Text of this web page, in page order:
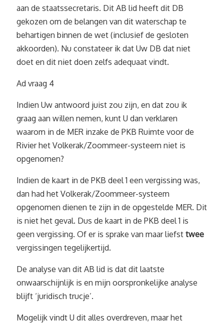
aan de staatssecretaris. Dit AB lid heeft dit DB
gekozen om de belangen van dit waterschap te
behartigen binnen de wet (inclusief de gesloten
akkoorden). Nu constateer ik dat Uw DB dat niet
doet en dit niet doen zelfs adequaat vindt.
Ad vraag 4
Indien Uw antwoord juist zou zijn, en dat zou ik
graag aan willen nemen, kunt U dan verklaren
waarom in de MER inzake de PKB Ruimte voor de
Rivier het Volkerak/Zoommeer-systeem niet is
opgenomen?
Indien de kaart in de PKB deel 1 een vergissing was,
dan had het Volkerak/Zoommeer-systeem
opgenomen dienen te zijn in de opgestelde MER. Dit
is niet het geval. Dus de kaart in de PKB deel 1 is
geen vergissing. Of er is sprake van maar liefst twee
vergissingen tegelijkertijd.
De analyse van dit AB lid is dat dit laatste
onwaarschijnlijk is en mijn oorspronkelijke analyse
blijft ‘juridisch trucje’.
Mogelijk vindt U dit alles overdreven, maar het